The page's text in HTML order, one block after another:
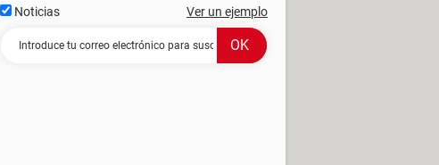
Noticias Ver un ejemplo